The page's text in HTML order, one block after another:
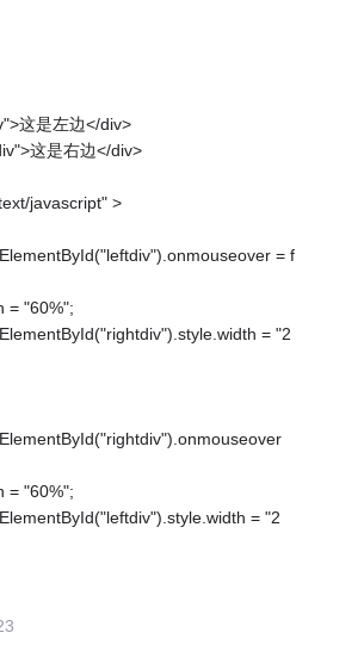
这是左边</div>
这是右边</div>
javascript" >
= f
= "60%";
= "2
= "60%";
= "2